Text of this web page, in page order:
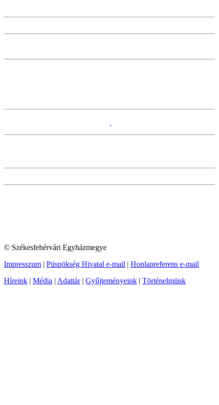
© Székesfehérvári Egyházmegye
Impresszum | Püspökség Hivatal e-mail | Honlapreferens e-mail
Híreink | Média | Adattár| Gyűjteményeink | Történelmünk